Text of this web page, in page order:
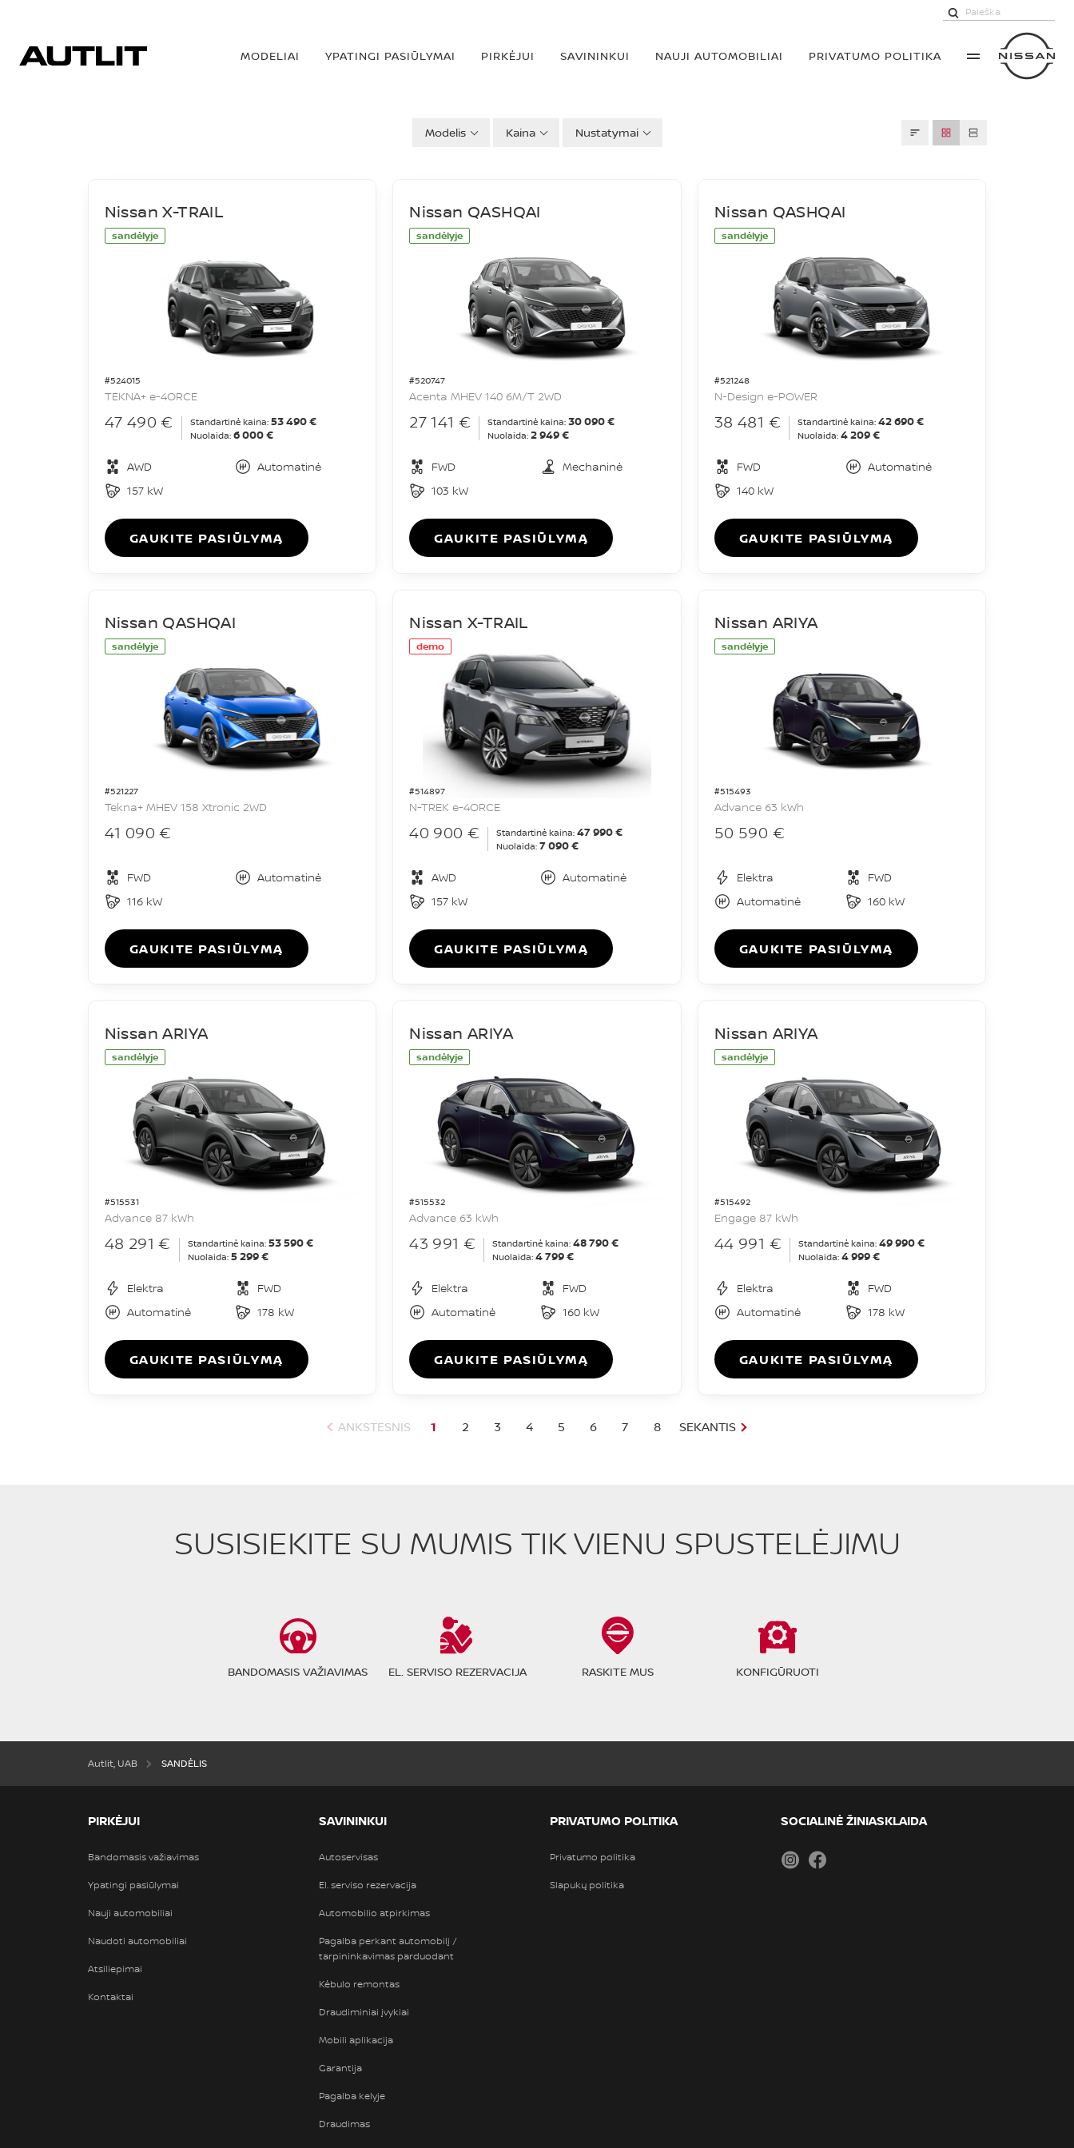
MODELIAI YPATINGI PASIŪLYMAI PIRKĖJUI SAVININKUI NAUJI AUTOMOBILIAI PRIVATUMO POLITIKA
Modelis Kaina Nustatymai
sandėlyje
#524015
Nissan X-TRAIL
TEKNA+ e-4ORCE
47 490 € Standartinė kaina: 53 490 €
Nuolaida: 6 000 €
AWD
Automatinė
157 kW
GAUKITE PASIŪLYMĄ
sandėlyje
#520747
Nissan QASHQAI
Acenta MHEV 140 6M/T 2WD
27 141 € Standartinė kaina: 30 090 €
Nuolaida: 2 949 €
FWD
Mechaninė
103 kW
GAUKITE PASIŪLYMĄ
sandėlyje
#521248
Nissan QASHQAI
N-Design e-POWER
38 481 € Standartinė kaina: 42 690 €
Nuolaida: 4 209 €
FWD
Automatinė
140 kW
GAUKITE PASIŪLYMĄ
sandėlyje
#521227
Nissan QASHQAI
Tekna+ MHEV 158 Xtronic 2WD
41 090 €
FWD
Automatinė
116 kW
GAUKITE PASIŪLYMĄ
demo
#514897
Nissan X-TRAIL
N-TREK e-4ORCE
40 900 € Standartinė kaina: 47 990 €
Nuolaida: 7 090 €
AWD
Automatinė
157 kW
GAUKITE PASIŪLYMĄ
sandėlyje
#515493
Nissan ARIYA
Advance 63 kWh
50 590 €
Elektra
FWD
Automatinė
160 kW
GAUKITE PASIŪLYMĄ
sandėlyje
#515531
Nissan ARIYA
Advance 87 kWh
48 291 € Standartinė kaina: 53 590 €
Nuolaida: 5 299 €
Elektra
FWD
Automatinė
178 kW
GAUKITE PASIŪLYMĄ
sandėlyje
#515532
Nissan ARIYA
Advance 63 kWh
43 991 € Standartinė kaina: 48 790 €
Nuolaida: 4 799 €
Elektra
FWD
Automatinė
160 kW
GAUKITE PASIŪLYMĄ
sandėlyje
#515492
Nissan ARIYA
Engage 87 kWh
44 991 € Standartinė kaina: 49 990 €
Nuolaida: 4 999 €
Elektra
FWD
Automatinė
178 kW
GAUKITE PASIŪLYMĄ
ANKSTESNIS SEKANTIS
1 2 3 4 5 6 7 8
SUSISIEKITE SU MUMIS TIK VIENU SPUSTELĖJIMU
BANDOMASIS VAŽIAVIMAS EL. SERVISO REZERVACIJA RASKITE MUS KONFIGŪRUOTI
Autlit, UAB SANDĖLIS
PIRKĖJUI
Bandomasis važiavimas
Ypatingi pasiūlymai
Nauji automobiliai
Naudoti automobiliai
Atsiliepimai
Kontaktai
SAVININKUI
Autoservisas
El. serviso rezervacija
Automobilio atpirkimas
Pagalba perkant automobilį /
tarpininkavimas parduodant
Kėbulo remontas
Draudiminiai įvykiai
Mobili aplikacija
Garantija
Pagalba kelyje
Draudimas
PRIVATUMO POLITIKA
Privatumo politika
Slapukų politika
SOCIALINĖ ŽINIASKLAIDA
Instagram